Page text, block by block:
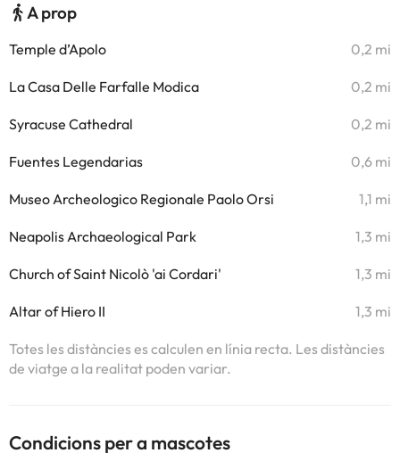
A prop
Temple d’Apolo 0,2 mi
La Casa Delle Farfalle Modica 0,2 mi
Syracuse Cathedral 0,2 mi
Fuentes Legendarias 0,6 mi
Museo Archeologico Regionale Paolo Orsi 1,1 mi
Neapolis Archaeological Park 1,3 mi
Church of Saint Nicolò 'ai Cordari' 1,3 mi
Altar of Hiero II 1,3 mi
Totes les distàncies es calculen en línia recta. Les distàncies
de viatge a la realitat poden variar.
Condicions per a mascotes